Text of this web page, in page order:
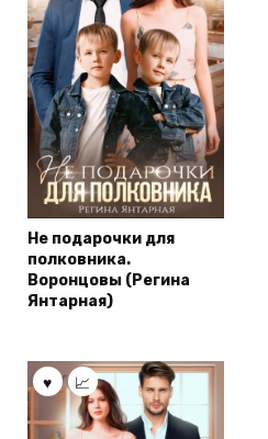
Не подарочки для
полковника.
Воронцовы (Регина
Янтарная)